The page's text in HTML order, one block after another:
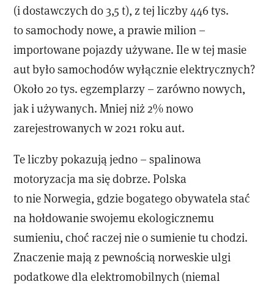
(i dostawczych do 3,5 t), z tej liczby 446 tys.
to samochody nowe, a prawie milion –
importowane pojazdy używane. Ile w tej masie
aut było samochodów wyłącznie elektrycznych?
Około 20 tys. egzemplarzy – zarówno nowych,
jak i używanych. Mniej niż 2% nowo
zarejestrowanych w 2021 roku aut.
Te liczby pokazują jedno – spalinowa
motoryzacja ma się dobrze. Polska
to nie Norwegia, gdzie bogatego obywatela stać
na hołdowanie swojemu ekologicznemu
sumieniu, choć raczej nie o sumienie tu chodzi.
Znaczenie mają z pewnością norweskie ulgi
podatkowe dla elektromobilnych (niemal